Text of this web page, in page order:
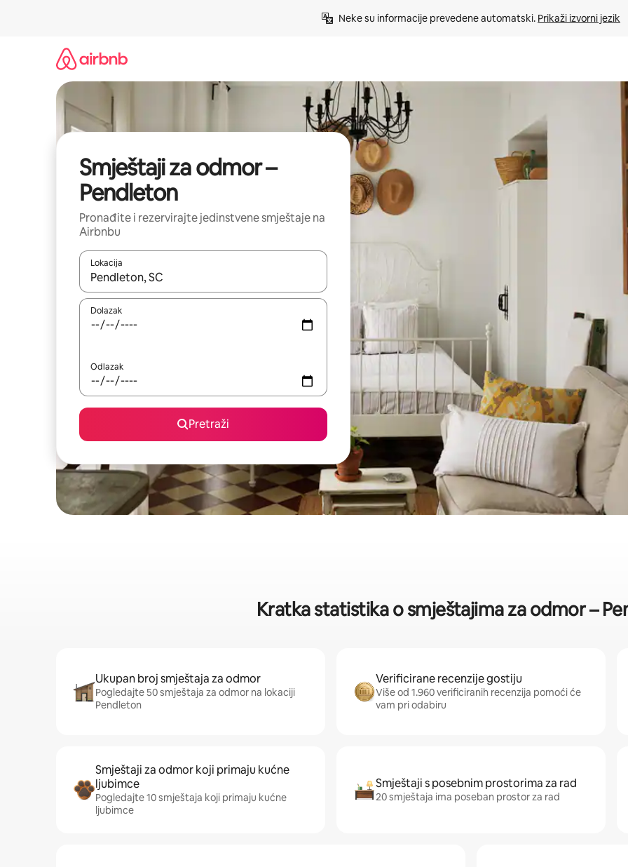
Neke su informacije prevedene automatski. Prikaži izvorni jezik
Smještaji za odmor –
Pendleton
Pronađite i rezervirajte jedinstvene smještaje na
Airbnbu
Lokacija
Kada budu dostupni rezultati, moći ćete ih pregledati koristeći se strelicama prema gore i prema dolje, kao i dodirom ili
Dolazak
Odlazak
Pretraži
Kratka statistika o smještajima za odmor –
Ukupan broj smještaja za odmor
Pogledajte 50 smještaja za odmor na lokaciji
Pendleton
Verificirane recenzije gostiju
Više od 1.960 verificiranih recenzija pomoći će
vam pri odabiru
Smještaji za odmor koji primaju kućne
ljubimce
Pogledajte 10 smještaja koji primaju kućne
ljubimce
Smještaji s posebnim prostorima za rad
20 smještaja ima poseban prostor za rad